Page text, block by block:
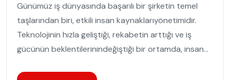
Günümüz iş dünyasında başarılı bir şirketin temel
taşlarından biri, etkili insan kaynaklarıyönetimidir.
Teknolojinin hızla geliştiği, rekabetin arttığı ve iş
gücünün beklentilerinindeğiştiği bir ortamda, insan...